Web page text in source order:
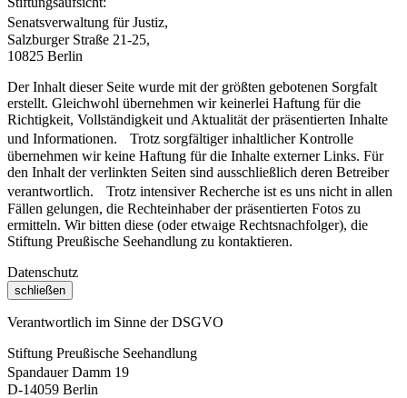
Senatsverwaltung für Justiz,
Salzburger Straße 21-25,
10825 Berlin
Der Inhalt dieser Seite wurde mit der größten gebotenen Sorgfalt
erstellt. Gleichwohl übernehmen wir keinerlei Haftung für die
Richtigkeit, Vollständigkeit und Aktualität der präsentierten Inhalte
und Informationen. Trotz sorgfältiger inhaltlicher Kontrolle
übernehmen wir keine Haftung für die Inhalte externer Links. Für
den Inhalt der verlinkten Seiten sind ausschließlich deren Betreiber
verantwortlich. Trotz intensiver Recherche ist es uns nicht in allen
Fällen gelungen, die Rechteinhaber der präsentierten Fotos zu
ermitteln. Wir bitten diese (oder etwaige Rechtsnachfolger), die
Stiftung Preußische Seehandlung zu kontaktieren.
Datenschutz
schließen
Verantwortlich im Sinne der DSGVO
Stiftung Preußische Seehandlung
Spandauer Damm 19
D-14059 Berlin